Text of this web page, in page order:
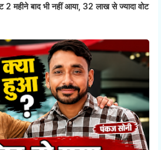
2 महीने बाद भी नहीं आया, 32 लाख से ज्यादा वोट